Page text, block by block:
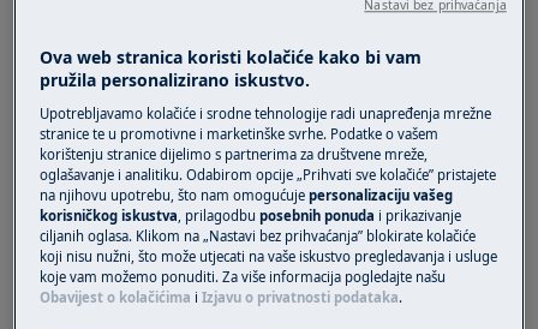
1. Provjerite jesu li šalice prethodno
Šalice možete ugrijati tako da ih isperete
vrućom vodom.
2. Jedinica za kuhanje možda se ohladila jer je
prošlo nekoliko minuta od kuhanja
posljednje kave.
3. Podesite / promijenite postavljenu
temperaturu.
Ova web stranica koristi kolačiće kako bi vam
pružila personalizirano iskustvo.
Upotrebljavamo kolačiće i srodne tehnologije radi unapređenja mrežne
stranice te u promotivne i marketinške svrhe. Podatke o vašem
korištenju stranice dijelimo s partnerima za društvene mreže,
oglašavanje i analitiku. Odabirom opcije „Prihvati sve kolačiće” pristajete
na njihovu upotrebu, što nam omogućujepersonalizaciju vašeg
korisničkog iskustva, prilagodbuposebnih ponuda i prikazivanje
ciljanih oglasa. Klikom na „Nastavi bez prihvaćanja” blokirate kolačiće
koji nisu nužni, što može utjecati na vaše iskustvo pregledavanja i usluge
koje vam možemo ponuditi. Za više informacija pogledajte našu
Obavijest o kolačićima iIzjavu o privatnosti podataka.
Nastavi bez prihvaćanja